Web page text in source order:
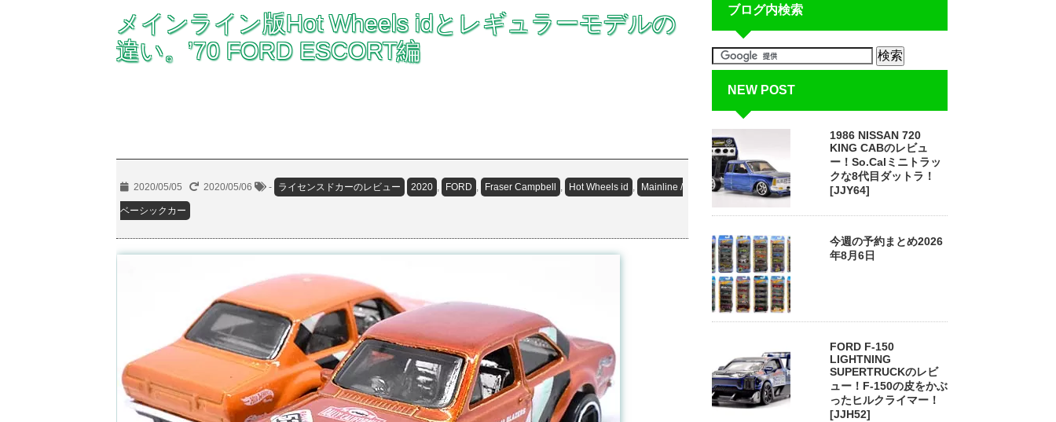
メインライン版Hot Wheels idとレギュラーモデルの
違い。’70 FORD ESCORT編
2020/05/05 2020/05/06 - ライセンスドカーのレビュー 2020 , FORD , Fraser Campbell , Hot Wheels id , Mainline /
ベーシックカー
ブログ内検索
NEW POST
1986 NISSAN 720
KING CABのレビュ
ー！So.Calミニトラッ
クな8代目ダットラ！
[JJY64]
今週の予約まとめ2026
年8月6日
FORD F-150
LIGHTNING
SUPERTRUCKのレビ
ュー！F-150の皮をかぶ
ったヒルクライマー！
[JJH52]